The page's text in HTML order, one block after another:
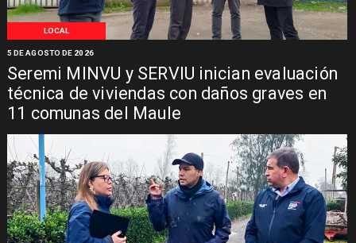
LOCAL
Seremi MINVU y SERVIU inician evaluación
técnica de viviendas con daños graves en
11 comunas del Maule
5 DE AGOSTO DE 2026